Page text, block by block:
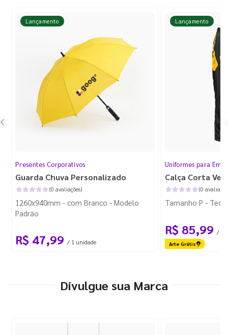
Lançamento
Presentes Corporativos
Guarda Chuva Personalizado
(0 avaliações)
1260x940mm - com Branco - Modelo
Padrão
R$ 47,99 / 1 unidade
Lançamento
Uniformes para
Calça Corta
(0
Tamanho P -
R$ 85,99 / 1
Arte Grátis
Divulgue sua Marca